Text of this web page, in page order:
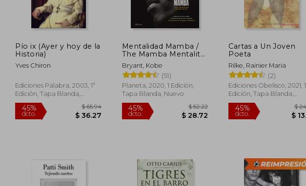
$ 35.02 $ 72.94
$ 43.76
45% $ 31.38
$ 17.26
Pío ix (Ayer y hoy de la
Historia)
Yves Chiron
Ediciones Palabra, 2003, 1ª
Edición, Tapa Blanda,
Nuevo
Mentalidad Mamba /
The Mamba Mentality:
Los Secretos de Mi
Éxito
Bryant, Kobe
(51)
Planeta, 2020, 1 Edición,
Tapa Blanda, Nuevo
Cartas a Un Joven
Poeta
Rilke, Rainier Maria
(2)
Ediciones Obelisco, 2021, 1
Edición, Tapa Blanda,
Nuevo